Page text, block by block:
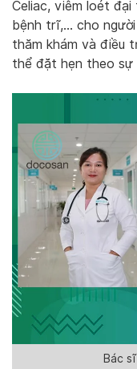
Celiac, viêm loét
bệnh trĩ,… cho
thăm khám và điều
thể đặt hẹn theo sự
Bác